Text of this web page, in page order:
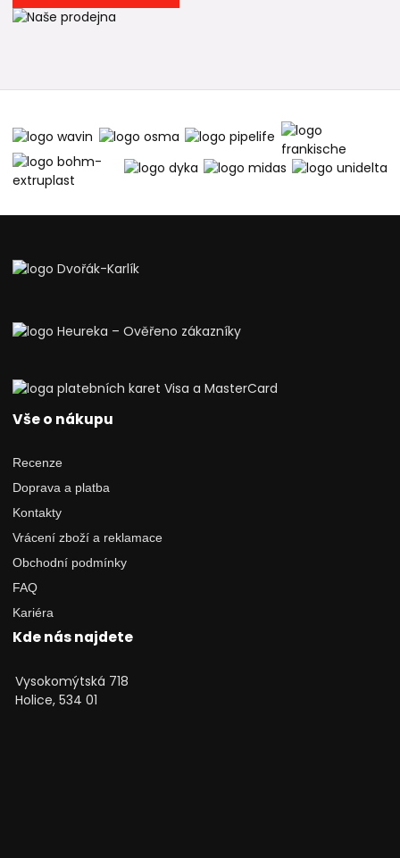
Vše o nákupu
Recenze
Doprava a platba
Kontakty
Vrácení zboží a reklamace
Obchodní podmínky
FAQ
Kariéra
Kde nás najdete
Vysokomýtská 718
Holice, 534 01